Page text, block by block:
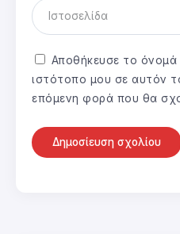
Αποθήκευσε το όνομά
ιστότοπο μου σε αυτόν
επόμενη φορά που θα